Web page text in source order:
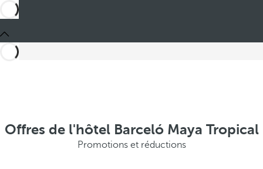
Offres de l'hôtel Barceló Maya Tropical
Promotions et réductions